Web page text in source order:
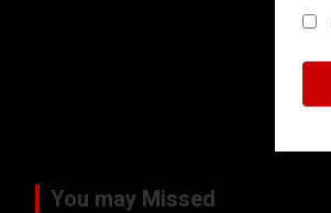
You may Missed